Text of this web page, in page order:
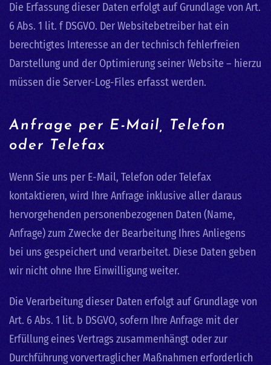
Die Erfassung dieser Daten erfolgt auf Grundlage von Art.
6 Abs. 1 lit. f DSGVO. Der Websitebetreiber hat ein
berechtigtes Interesse an der technisch fehlerfreien
Darstellung und der Optimierung seiner Website – hierzu
müssen die Server-Log-Files erfasst werden.
Anfrage per E-Mail, Telefon
oder Telefax
Wenn Sie uns per E-Mail, Telefon oder Telefax
kontaktieren, wird Ihre Anfrage inklusive aller daraus
hervorgehenden personenbezogenen Daten (Name,
Anfrage) zum Zwecke der Bearbeitung Ihres Anliegens
bei uns gespeichert und verarbeitet. Diese Daten geben
wir nicht ohne Ihre Einwilligung weiter.
Die Verarbeitung dieser Daten erfolgt auf Grundlage von
Art. 6 Abs. 1 lit. b DSGVO, sofern Ihre Anfrage mit der
Erfüllung eines Vertrags zusammenhängt oder zur
Durchführung vorvertraglicher Maßnahmen erforderlich